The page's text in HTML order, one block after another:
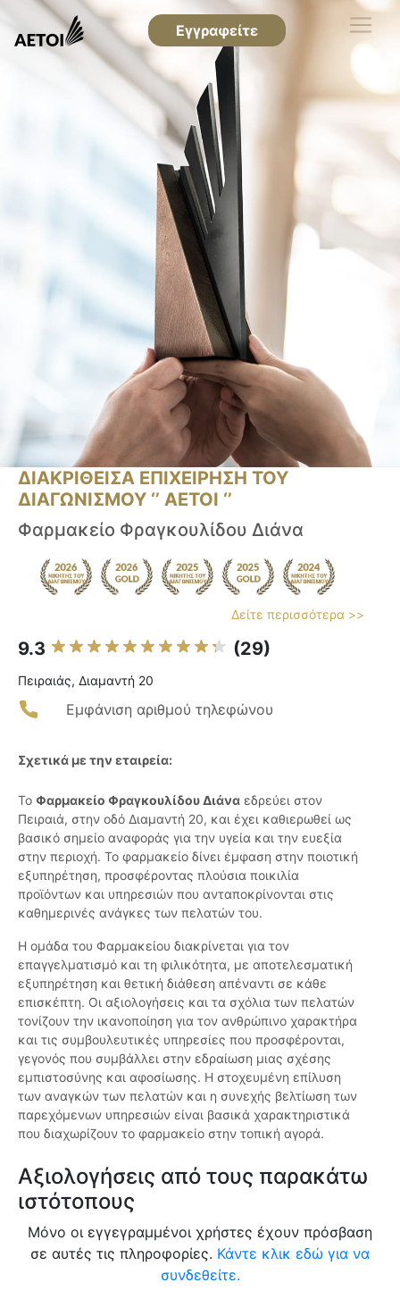
Εγγραφείτε
ΔΙΑΚΡΙΘΕΙΣΑ ΕΠΙΧΕΙΡΗΣΗ ΤΟΥ
ΔΙΑΓΩΝΙΣΜΟΥ ‘’ ΑΕΤΟΙ ‘’
Φαρμακείο Φραγκουλίδου Διάνα
Δείτε περισσότερα >>
9.3 (29)
Πειραιάς, Διαμαντή 20
Εμφάνιση αριθμού τηλεφώνου
Σχετικά με την εταιρεία:
Το Φαρμακείο Φραγκουλίδου Διάνα εδρεύει στον
Πειραιά, στην οδό Διαμαντή 20, και έχει καθιερωθεί ως
βασικό σημείο αναφοράς για την υγεία και την ευεξία
στην περιοχή. Το φαρμακείο δίνει έμφαση στην ποιοτική
εξυπηρέτηση, προσφέροντας πλούσια ποικιλία
προϊόντων και υπηρεσιών που ανταποκρίνονται στις
καθημερινές ανάγκες των πελατών του.
Η ομάδα του Φαρμακείου διακρίνεται για τον
επαγγελματισμό και τη φιλικότητα, με αποτελεσματική
εξυπηρέτηση και θετική διάθεση απέναντι σε κάθε
επισκέπτη. Οι αξιολογήσεις και τα σχόλια των πελατών
τονίζουν την ικανοποίηση για τον ανθρώπινο χαρακτήρα
και τις συμβουλευτικές υπηρεσίες που προσφέρονται,
γεγονός που συμβάλλει στην εδραίωση μιας σχέσης
εμπιστοσύνης και αφοσίωσης. Η στοχευμένη επίλυση
των αναγκών των πελατών και η συνεχής βελτίωση των
παρεχόμενων υπηρεσιών είναι βασικά χαρακτηριστικά
που διαχωρίζουν το φαρμακείο στην τοπική αγορά.
Αξιολογήσεις από τους παρακάτω
ιστότοπους
Μόνο οι εγγεγραμμένοι χρήστες έχουν πρόσβαση
σε αυτές τις πληροφορίες. Κάντε κλικ εδώ για να
συνδεθείτε.